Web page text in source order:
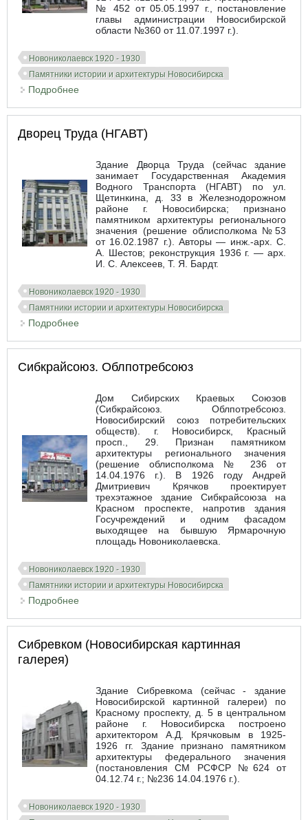
№ 452 от 05.05.1997 г., постановление
главы администрации Новосибирской
области №360 от 11.07.1997 г.).
Новониколаевск 1920 - 1930
Памятники истории и архитектуры Новосибирска
Подробнее
Дворец Труда (НГАВТ)
Здание Дворца Труда (сейчас здание
занимает Государственная Академия
Водного Транспорта (НГАВТ) по ул.
Щетинкина, д. 33 в Железнодорожном
районе г. Новосибирска; признано
памятником архитектуры регионального
значения (решение облисполкома №53
от 16.02.1987 г.). Авторы — инж.-арх. С.
А. Шестов; реконструкция 1936 г. — арх.
И. С. Алексеев, Т. Я. Бардт.
Новониколаевск 1920 - 1930
Памятники истории и архитектуры Новосибирска
Подробнее
Сибкрайсоюз. Облпотребсоюз
Дом Сибирских Краевых Союзов
(Сибкрайсоюз. Облпотребсоюз.
Новосибирский союз потребительских
обществ). г. Новосибирск, Красный
просп., 29. Признан памятником
архитектуры регионального значения
(решение облисполкома № 236 от
14.04.1976 г.). В 1926 году Андрей
Дмитриевич Крячков проектирует
трехэтажное здание Сибкрайсоюза на
Красном проспекте, напротив здания
Госучреждений и одним фасадом
выходящее на бывшую Ярмарочную
площадь Новониколаевска.
Новониколаевск 1920 - 1930
Памятники истории и архитектуры Новосибирска
Подробнее
Сибревком (Новосибирская картинная
галерея)
Здание Сибревкома (сейчас - здание
Новосибирской картинной галереи) по
Красному проспекту, д. 5 в центральном
районе г. Новосибирска построено
архитектором А.Д. Крячковым в 1925-
1926 гг. Здание признано памятником
архитектуры федерального значения
(постановления СМ РСФСР №624 от
04.12.74 г.; №236 14.04.1976 г.).
Новониколаевск 1920 - 1930